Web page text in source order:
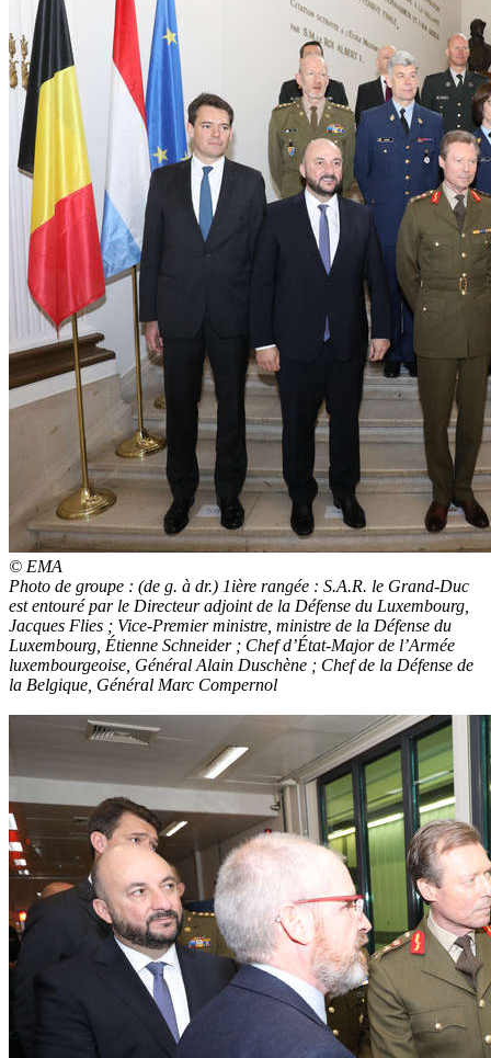
© EMA
Photo de groupe : (de g. à dr.) 1ière rangée : S.A.R. le Grand-Duc
est entouré par le Directeur adjoint de la Défense du Luxembourg,
Jacques Flies ; Vice-Premier ministre, ministre de la Défense du
Luxembourg, Étienne Schneider ; Chef d’État-Major de l’Armée
luxembourgeoise, Général Alain Duschène ; Chef de la Défense de
la Belgique, Général Marc Compernol